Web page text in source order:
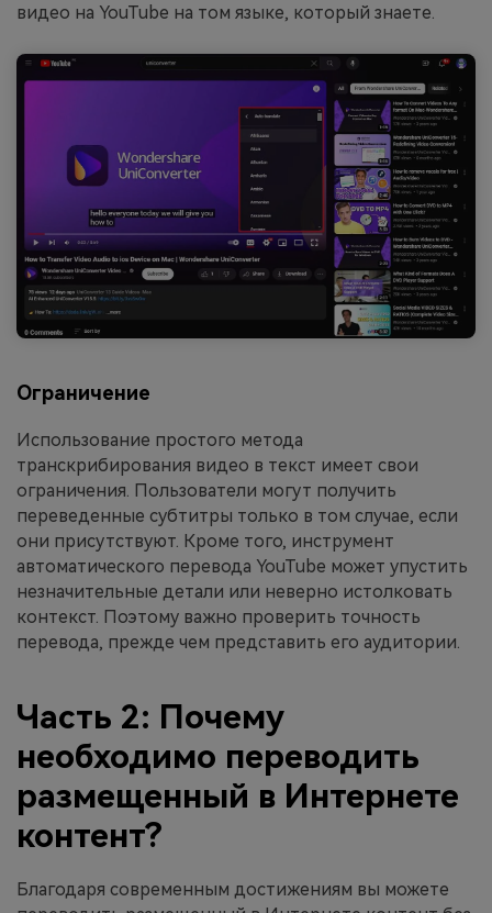
видео на YouTube на том языке, который знаете.
Ограничение
Использование простого метода
транскрибирования видео в текст имеет свои
ограничения. Пользователи могут получить
переведенные субтитры только в том случае, если
они присутствуют. Кроме того, инструмент
автоматического перевода YouTube может упустить
незначительные детали или неверно истолковать
контекст. Поэтому важно проверить точность
перевода, прежде чем представить его аудитории.
Часть 2: Почему
необходимо переводить
размещенный в Интернете
контент?
Благодаря современным достижениям вы можете